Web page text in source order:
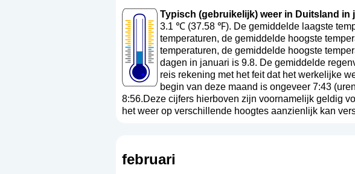
Typisch (gebruikelijk) weer in Duitsland in
3.1 ℃ (37.58 ℉). De gemiddelde laagste
temperaturen, de gemiddelde hoogste
temperaturen, de gemiddelde hoogste
dagen in januari is 9.8. De gemiddelde
reis rekening met het feit dat het werkelijke
begin van deze maand is ongeveer 7:43
8:56.Deze cijfers hierboven zijn voornamelijk geldig
het weer op verschillende hoogtes aanzienlijk kan
februari